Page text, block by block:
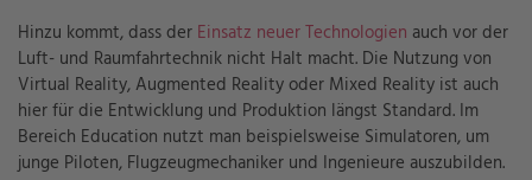
Hinzu kommt, dass der Einsatz neuer Technologien auch vor der
Luft- und Raumfahrtechnik nicht Halt macht. Die Nutzung von
Virtual Reality, Augmented Reality oder Mixed Reality ist auch
hier für die Entwicklung und Produktion längst Standard. Im
Bereich Education nutzt man beispielsweise Simulatoren, um
junge Piloten, Flugzeugmechaniker und Ingenieure auszubilden.